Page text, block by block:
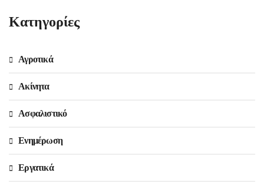
Kατηγορίες
Αγροτικά
Ακίνητα
Ασφαλιστικό
Ενημέρωση
Εργατικά